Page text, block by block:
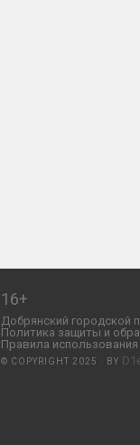
16+
Добрянский городской
Политика защиты и
Правила
© COPYRIGHT 2025 · BY